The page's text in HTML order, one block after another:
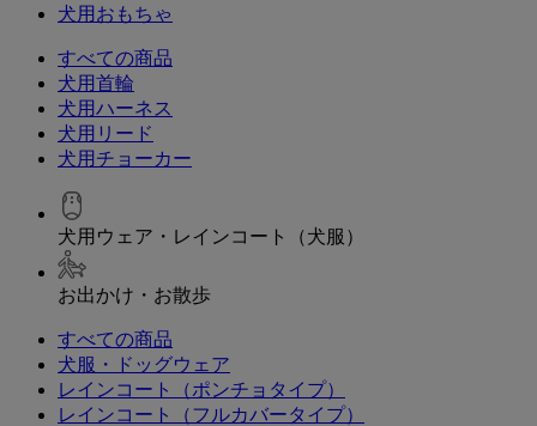
犬用おもちゃ
すべての商品
犬用首輪
犬用ハーネス
犬用リード
犬用チョーカー
犬用ウェア・レインコート（犬服）
お出かけ・お散歩
すべての商品
犬服・ドッグウェア
レインコート（ポンチョタイプ）
レインコート（フルカバータイプ）